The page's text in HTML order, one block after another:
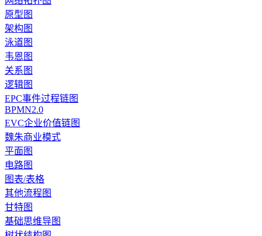
原型图
架构图
泳道图
韦恩图
关系图
逻辑图
EPC事件过程链图
BPMN2.0
EVC企业价值链图
魏朱商业模式
平面图
电路图
图表/表格
其他流程图
甘特图
基础思维导图